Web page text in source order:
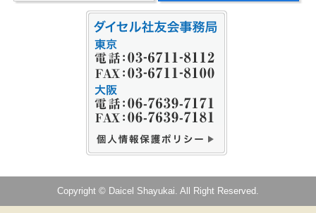
Copyright © Daicel Shayukai. All Right Reserved.